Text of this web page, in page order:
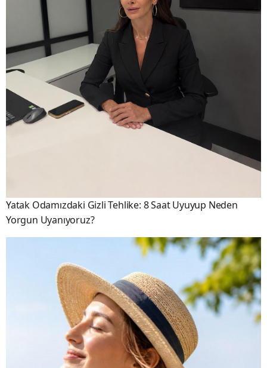
Yatak Odamızdaki Gizli Tehlike: 8 Saat Uyuyup Neden
Yorgun Uyanıyoruz?